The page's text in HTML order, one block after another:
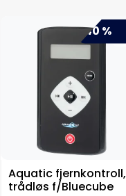
-40 %
Aquatic fjernkontroll,
trådløs f/Bluecube